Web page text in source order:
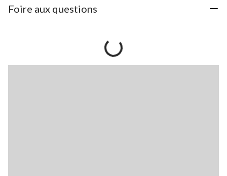
Foire aux questions